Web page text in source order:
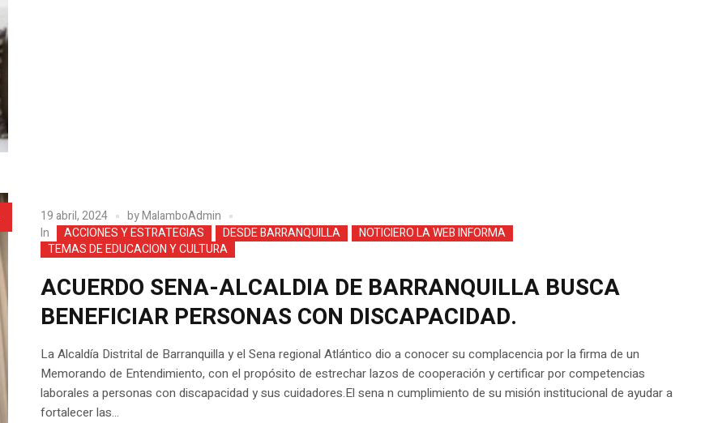
19 abril, 2024 byMalamboAdmin
In
ACCIONES Y ESTRATEGIAS DESDE BARRANQUILLA
NOTICIERO LA WEB INFORMA
TEMAS DE EDUCACION Y CULTURA
ACUERDO SENA-ALCALDIA DE BARRANQUILLA BUSCA
BENEFICIAR PERSONAS CON DISCAPACIDAD.
La Alcaldía Distrital de Barranquilla y el Sena regional Atlántico dio a conocer su complacencia por la firma de un
Memorando de Entendimiento, con el propósito de estrechar lazos de cooperación y certificar por competencias
laborales a personas con discapacidad y sus cuidadores.El sena n cumplimiento de su misión institucional de ayudar a
fortalecer las...